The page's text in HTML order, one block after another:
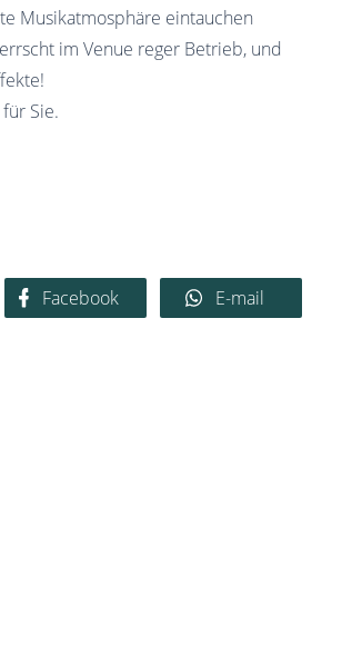
Musikatmosphäre eintauchen
im Venue reger Betrieb, und
Sie.
Facebook E-mail